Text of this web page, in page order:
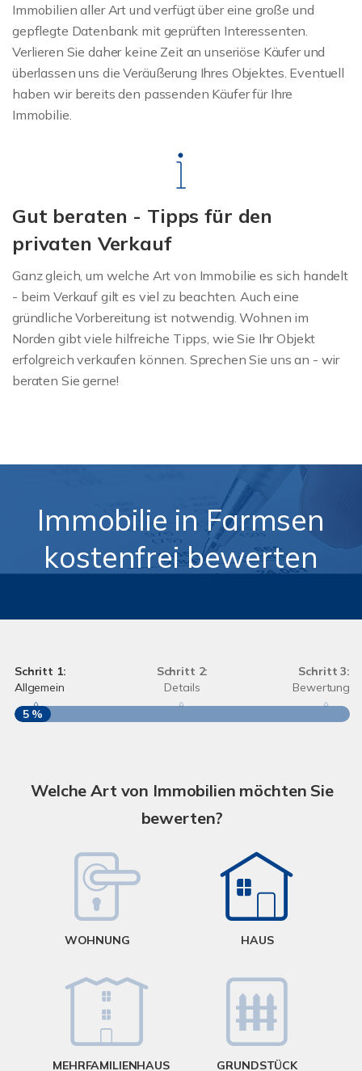
Immobilien aller Art und verfügt über eine große und
gepflegte Datenbank mit geprüften Interessenten.
Verlieren Sie daher keine Zeit an unseriöse Käufer und
überlassen uns die Veräußerung Ihres Objektes. Eventuell
haben wir bereits den passenden Käufer für Ihre
Immobilie.
Gut beraten - Tipps für den
privaten Verkauf
Ganz gleich, um welche Art von Immobilie es sich handelt
- beim Verkauf gilt es viel zu beachten. Auch eine
gründliche Vorbereitung ist notwendig. Wohnen im
Norden gibt viele hilfreiche Tipps, wie Sie Ihr Objekt
erfolgreich verkaufen können. Sprechen Sie uns an - wir
beraten Sie gerne!
Immobilie in Farmsen
kostenfrei bewerten
Schritt 1:
Allgemein
Schritt 2:
Details
Schritt 3:
Bewertung
5 %
Welche Art von Immobilien möchten Sie
bewerten?
WOHNUNG HAUS
MEHRFAMILIENHAUS GRUNDSTÜCK